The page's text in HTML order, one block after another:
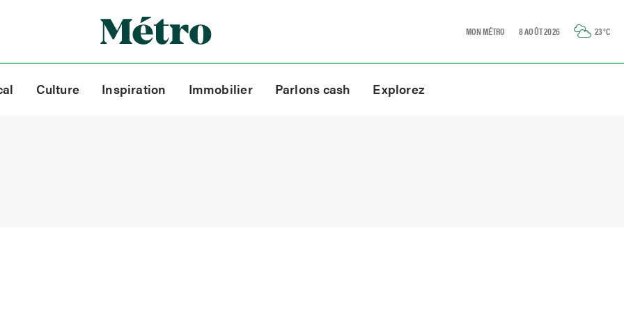
MON MÉTRO 8 AOÛT 2026 23°C
Culture Inspiration Immobilier Parlons cash Explorez